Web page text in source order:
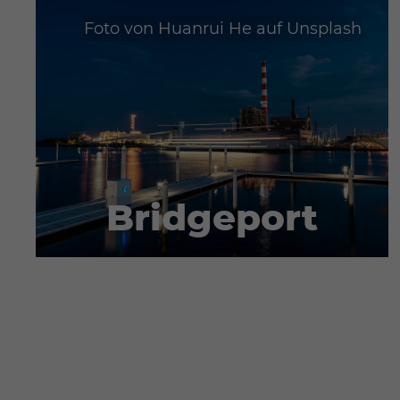
Bridgeport
Foto von Huanrui He auf Unsplash